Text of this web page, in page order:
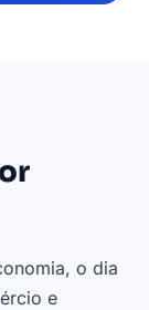
o dia
e